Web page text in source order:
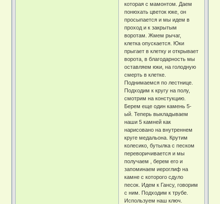
которая с мамонтом. Даем
понюхать цветок юке, он
просыпается и мы идем в
проход и к закрытым
воротам. Жмем рычаг,
клетка опускается. Юки
прыгает в клетку и открывает
ворота, в благодарность мы
оставляем юки, на голодную
смерть в клетке.
Поднимаемся по лестнице.
Подходим к кругу на полу,
смотрим на констукцию.
Берем еще один камень 5-
ый. Теперь выкладываем
наши 5 камней как
нарисовано на внутреннем
круге медальона. Крутим
колесико, бутылка с песком
переворичивается и мы
получаем , берем его и
запоминаем иероглиф на
камне с которого сдуло
песок. Идем к Гансу, говорим
с ним. Подходим к трубе.
Используем наш ключ.